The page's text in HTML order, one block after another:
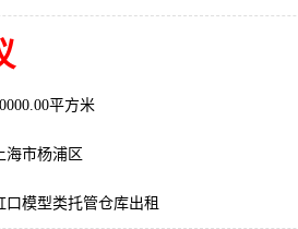
平方米
上海市杨浦区
口模型类托管仓库出租